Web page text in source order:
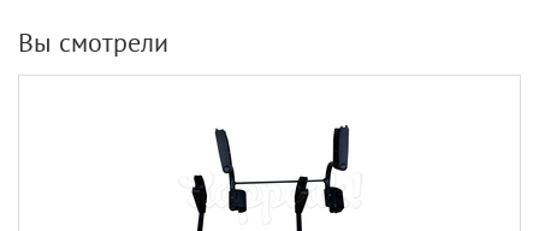
Вы смотрели